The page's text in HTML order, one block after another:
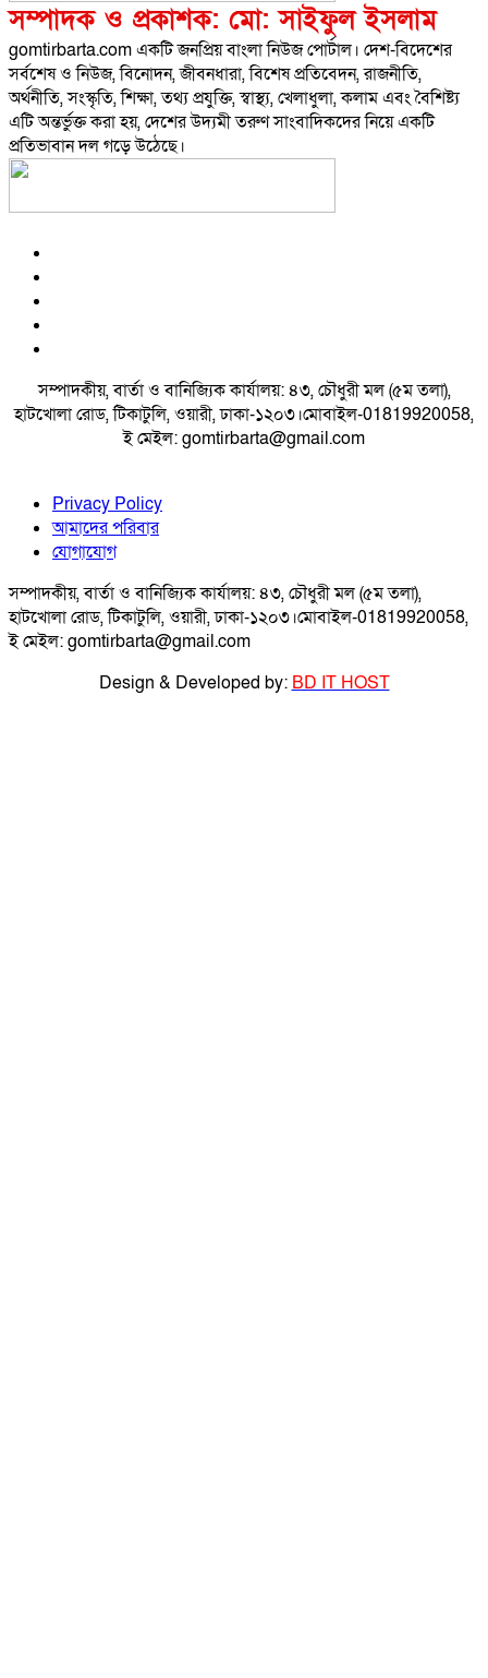
সম্পাদক ও প্রকাশক: মো: সাইফুল ইসলাম
gomtirbarta.com একটি জনপ্রিয় বাংলা নিউজ পোর্টাল। দেশ-বিদেশের
সর্বশেষ ও নিউজ, বিনোদন, জীবনধারা, বিশেষ প্রতিবেদন, রাজনীতি,
অর্থনীতি, সংস্কৃতি, শিক্ষা, তথ্য প্রযুক্তি, স্বাস্থ্য, খেলাধুলা, কলাম এবং বৈশিষ্ট্য
এটি অন্তর্ভুক্ত করা হয়, দেশের উদ্যমী তরুণ সাংবাদিকদের নিয়ে একটি
প্রতিভাবান দল গড়ে উঠেছে।
সম্পাদকীয়, বার্তা ও বানিজ্যিক কার্যালয়: ৪৩, চৌধুরী মল (৫ম তলা),
হাটখোলা রোড, টিকাটুলি, ওয়ারী, ঢাকা-১২০৩।মোবাইল-01819920058,
ই মেইল: gomtirbarta@gmail.com
Privacy Policy
আমাদের পরিবার
যোগাযোগ
সম্পাদকীয়, বার্তা ও বানিজ্যিক কার্যালয়: ৪৩, চৌধুরী মল (৫ম তলা),
হাটখোলা রোড, টিকাটুলি, ওয়ারী, ঢাকা-১২০৩।মোবাইল-01819920058,
ই মেইল: gomtirbarta@gmail.com
Design & Developed by: BD IT HOST